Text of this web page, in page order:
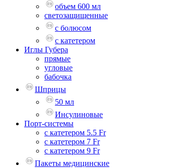
объем 600 мл
светозащищенные
с болюсом
с катетером
Иглы Губера
прямые
угловые
бабочка
Шприцы
50 мл
Инсулиновые
Порт-системы
с катетером 5.5 Fr
с катетером 7 Fr
с катетером 9 Fr
Пакеты медицинские